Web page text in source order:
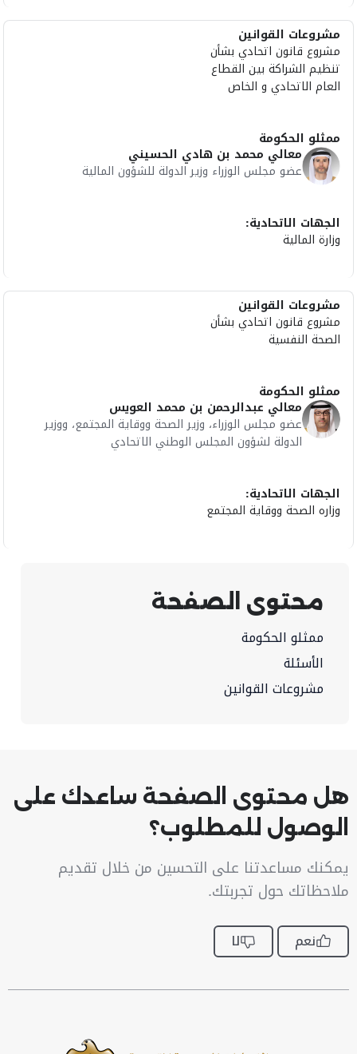
مشروعات القوانين
مشروع قانون اتحادي بشأن
تنظيم الشراكة بين القطاع
العام الاتحادي و الخاص
ممثلو الحكومة
معالي محمد بن هادي الحسيني
عضو مجلس الوزراء وزير الدولة للشؤون المالية
الجهات الاتحادية:
وزارة المالية
مشروعات القوانين
مشروع قانون اتحادي بشأن
الصحة النفسية
ممثلو الحكومة
معالي عبدالرحمن بن محمد العويس
عضو مجلس الوزراء، وزير الصحة ووقاية المجتمع، ووزير
الدولة لشؤون المجلس الوطني الاتحادي
الجهات الاتحادية:
وزاره الصحة ووقاية المجتمع
محتوى الصفحة
ممثلو الحكومة
الأسئلة
مشروعات القوانين
هل محتوى الصفحة ساعدك على
الوصول للمطلوب؟
يمكنك مساعدتنا على التحسين من خلال تقديم
ملاحظاتك حول تجربتك.
نعم لا